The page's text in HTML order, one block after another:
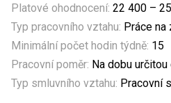
Platové ohodnocení: 22 400 –
Typ pracovního vztahu: Práce na
Minimální počet hodin týdně: 15
Pracovní poměr: Na dobu
Typ smluvního vztahu: Pracovní